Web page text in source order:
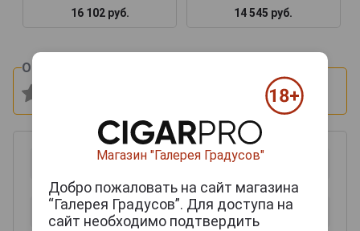
16 102 руб. 14 545 руб.
Оцените и напишите отзыв:
Магазин "Галерея Градусов"
Добро пожаловать на сайт магазина
“Галерея Градусов”. Для доступа на
сайт необходимо подтвердить